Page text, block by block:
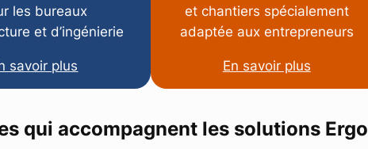
les bureaux
et d’ingénierie
savoir plus
et chantiers spécialement
adaptée aux entrepreneurs
En savoir plus
qui accompagnent les solutions Ergo